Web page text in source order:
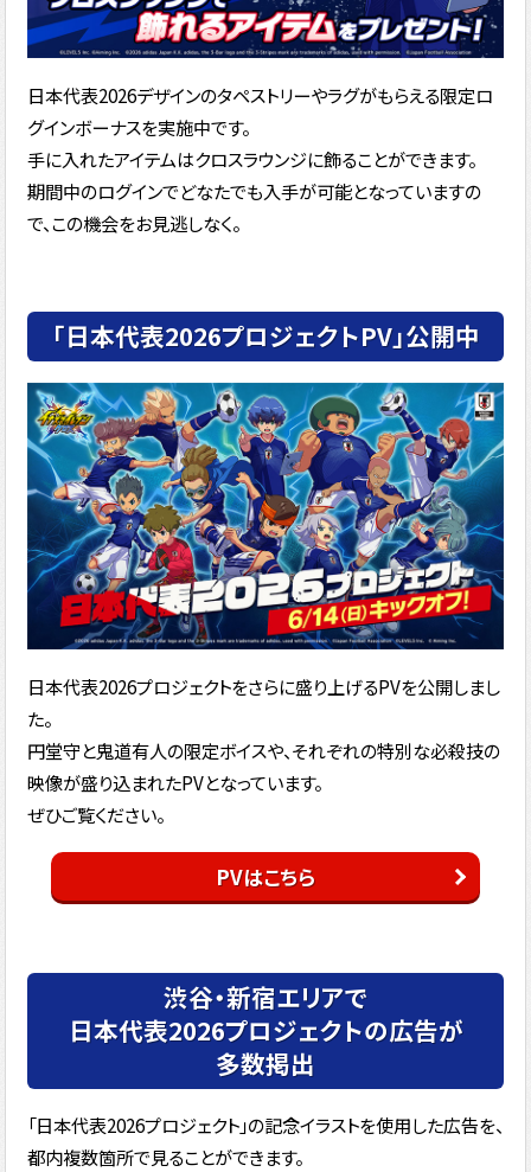
日本代表2026デザインのタペストリーやラグがもらえる限定ロ
グインボーナスを実施中です。
手に入れたアイテムはクロスラウンジに飾ることができます。
期間中のログインでどなたでも入手が可能となっていますの
で、この機会をお見逃しなく。
「日本代表2026プロジェクトPV」公開中
日本代表2026プロジェクトをさらに盛り上げるPVを公開しまし
た。
円堂守と鬼道有人の限定ボイスや、それぞれの特別な必殺技の
映像が盛り込まれたPVとなっています。
ぜひご覧ください。
PVはこちら
渋谷・新宿エリアで
日本代表2026プロジェクトの広告が
多数掲出
「日本代表2026プロジェクト」の記念イラストを使用した広告を、
都内複数箇所で見ることができます。